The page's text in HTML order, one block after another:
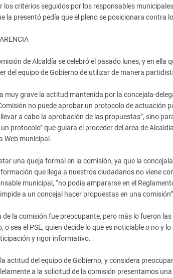
los criterios seguidos por los responsables
la presentó pedía que el pleno se posicionara contra
de Alcaldía se celebró el pasado lunes, y en
del equipo de Gobierno de utilizar de manera
muy grave la actitud mantenida por la concejala-
no puede aprobar un protocolo de actuación
a cabo la aprobación de las propuestas”, sino
protocolo” que guiara el proceder del área de
Web municipal.
una queja formal en la comisión, ya que la
que llega a nuestros ciudadanos no viene
municipal, “no podía ampararse en el
a un concejal hacer propuestas en una
la comisión fue preocupante, pero más lo fueron
o sea el PSE, quien decide lo que es noticiable o no y
y rigor informativo.
actitud del equipo de Gobierno, y considera
a la solicitud de la comisión presentamos